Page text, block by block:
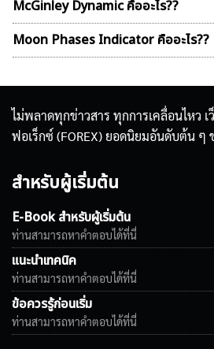
McGinley Dynamic คืออะไร??
Moon Phases Indicator คืออะไร??
ไม่พลาดทุกข่าวสาร ทุกการเคลื่อนไหว
ฟอเร็กซ์ (FOREX) ยอดนิยมอันดับต้น ๆ
สำหรับผู้เริ่มต้น
E-Book สำหรับผู้เริ่มต้น
ท่านสามารถหาคำตอบได้ที่นี่
แนะนำเทคนิค
ท่านสามารถหาคำตอบได้ที่นี่
ข้อควรรู้ก่อนเริ่ม
ท่านสามารถหาคำตอบได้ที่นี่